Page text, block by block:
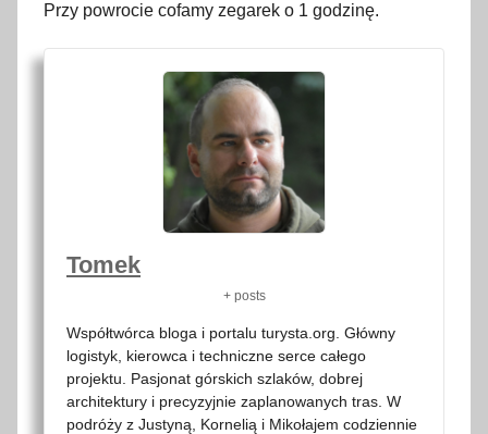
Przy powrocie cofamy zegarek o 1 godzinę.
Tomek
+ posts
Współtwórca bloga i portalu turysta.org. Główny
logistyk, kierowca i techniczne serce całego
projektu. Pasjonat górskich szlaków, dobrej
architektury i precyzyjnie zaplanowanych tras. W
podróży z Justyną, Kornelią i Mikołajem codziennie